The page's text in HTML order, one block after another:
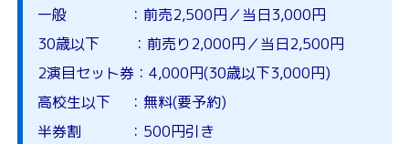
一般 ：前売2,500円／当日3,000円
30歳以下 ：前売り2,000円／当日2,500円
2演目セット券：4,000円(30歳以下3,000円)
高校生以下 ：無料(要予約)
半券割 ：500円引き